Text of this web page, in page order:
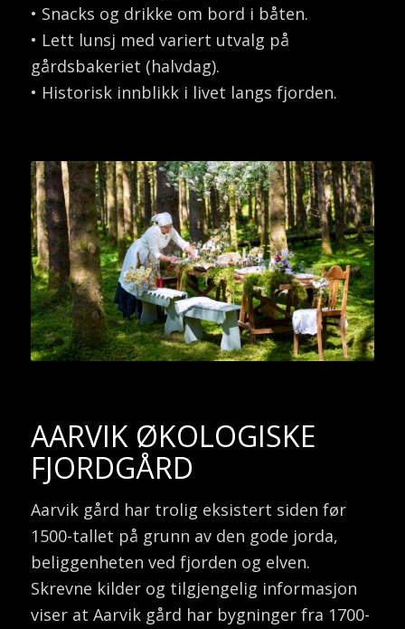
• Snacks og drikke om bord i båten.
• Lett lunsj med variert utvalg på
gårdsbakeriet (halvdag).
• Historisk innblikk i livet langs fjorden.
AARVIK ØKOLOGISKE
FJORDGÅRD
Aarvik gård har trolig eksistert siden før
1500-tallet på grunn av den gode jorda,
beliggenheten ved fjorden og elven.
Skrevne kilder og tilgjengelig informasjon
viser at Aarvik gård har bygninger fra 1700-